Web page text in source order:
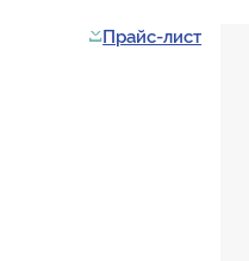
Прайс-лист